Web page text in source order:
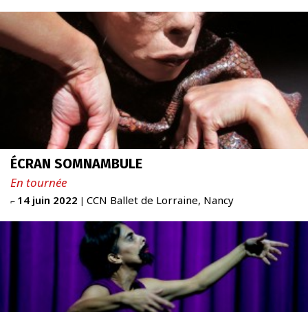
SCALÈNE
Newsletter
ENG
ÉCRAN SOMNAMBULE
En tournée
⌐ 14 juin 2022 | CCN Ballet de Lorraine, Nancy